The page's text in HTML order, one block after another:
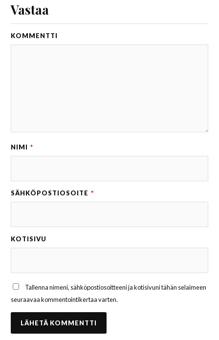
Vastaa
KOMMENTTI
NIMI *
SÄHKÖPOSTIOSOITE *
KOTISIVU
Tallenna nimeni, sähköpostiosoitteeni ja kotisivuni tähän selaimeen
seuraavaa kommentointikertaa varten.